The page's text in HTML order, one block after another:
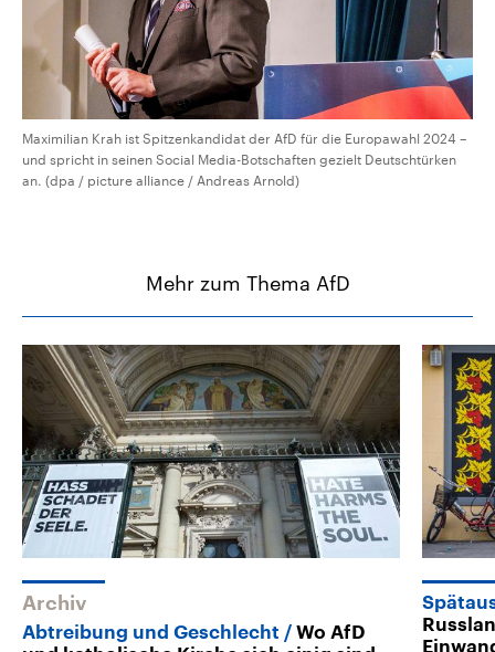
Maximilian Krah ist Spitzenkandidat der AfD für die Europawahl 2024 –
und spricht in seinen Social Media-Botschaften gezielt Deutschtürken
an. (dpa / picture alliance / Andreas Arnold)
Mehr zum Thema AfD
Archiv
Abtreibung und Geschlecht
Wo AfD